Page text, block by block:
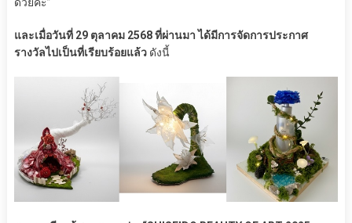
และเมื่อวันที่ 29 ตุลาคม 2568 ที่ผ่านมา ได้มีการจัดการประกาศ
รางวัลไปเป็นที่เรียบร้อยแล้ว ดังนี้